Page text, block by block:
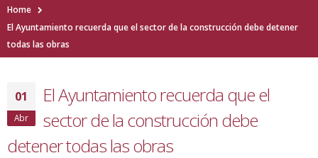
Home
El Ayuntamiento recuerda que el sector de la construcción debe detener
todas las obras
01
Abr
El Ayuntamiento recuerda que el
sector de la construcción debe
detener todas las obras